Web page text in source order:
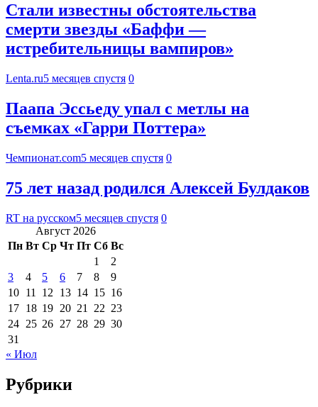
Стали известны обстоятельства
смерти звезды «Баффи —
истребительницы вампиров»
Lenta.ru5 месяцев спустя 0
Паапа Эссьеду упал с метлы на
съемках «Гарри Поттера»
Чемпионат.com5 месяцев спустя 0
75 лет назад родился Алексей Булдаков
RT на русском5 месяцев спустя 0
Август 2026
Пн Вт Ср Чт Пт Сб Вс
1
2
3
4 5 6 7 8
9
10 11 12 13 14 15 16
17 18 19 20 21 22 23
24 25 26 27 28 29 30
31
« Июл
Рубрики